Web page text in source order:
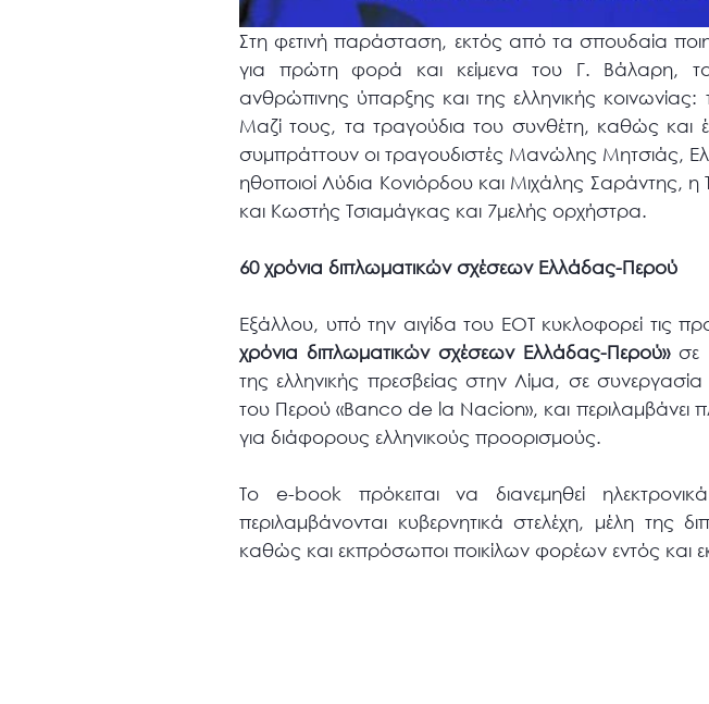
Στη φετινή παράσταση, εκτός από τα σπουδαία
για πρώτη φορά και κείμενα του Γ. Βάλαρη,
ανθρώπινης ύπαρξης και της ελληνικής
Μαζί τους, τα τραγούδια του συνθέτη, καθώς και
συμπράττουν οι τραγουδιστές Μανώλης Μητσιάς,
ηθοποιοί Λύδια Κονιόρδου και Μιχάλης Σαράντης,
και Κωστής Τσιαμάγκας και 7μελής ορχήστρα.
60 χρόνια διπλωματικών σχέσεων Ελλάδας-Περού
Εξάλλου, υπό την αιγίδα του ΕΟΤ κυκλοφορεί τις
χρόνια διπλωματικών σχέσεων Ελλάδας-Περού»σε
της ελληνικής πρεσβείας στην Λίμα, σε
του Περού «Banco de la Nacion», και περιλαμβάνει
για διάφορους ελληνικούς προορισμούς.
Το e-book πρόκειται να διανεμηθεί
περιλαμβάνονται κυβερνητικά στελέχη, μέλη της
καθώς και εκπρόσωποι ποικίλων φορέων εντός και